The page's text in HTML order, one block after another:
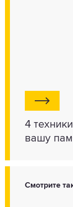
4
вашу
Смотрите